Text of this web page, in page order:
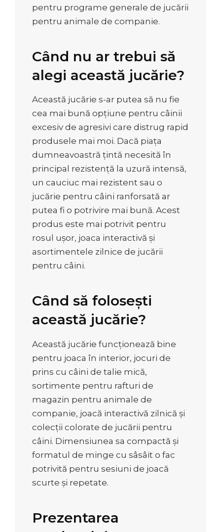
pentru programe generale de jucării
pentru animale de companie.
Când nu ar trebui să
alegi această jucărie?
Această jucărie s-ar putea să nu fie
cea mai bună opțiune pentru câinii
excesiv de agresivi care distrug rapid
produsele mai moi. Dacă piața
dumneavoastră țintă necesită în
principal rezistență la uzură intensă,
un cauciuc mai rezistent sau o
jucărie pentru câini ranforsată ar
putea fi o potrivire mai bună. Acest
produs este mai potrivit pentru
rosul ușor, joaca interactivă și
asortimentele zilnice de jucării
pentru câini.
Când să folosești
această jucărie?
Această jucărie funcționează bine
pentru joaca în interior, jocuri de
prins cu câini de talie mică,
sortimente pentru rafturi de
magazin pentru animale de
companie, joacă interactivă zilnică și
colecții colorate de jucării pentru
câini. Dimensiunea sa compactă și
formatul de minge cu sâsâit o fac
potrivită pentru sesiuni de joacă
scurte și repetate.
Prezentarea